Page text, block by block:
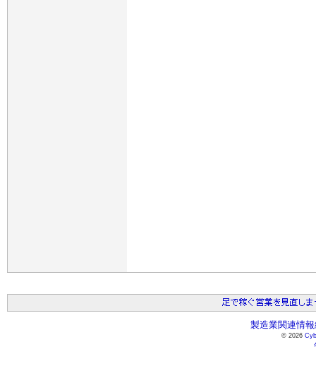
製造業関連情
© 2026